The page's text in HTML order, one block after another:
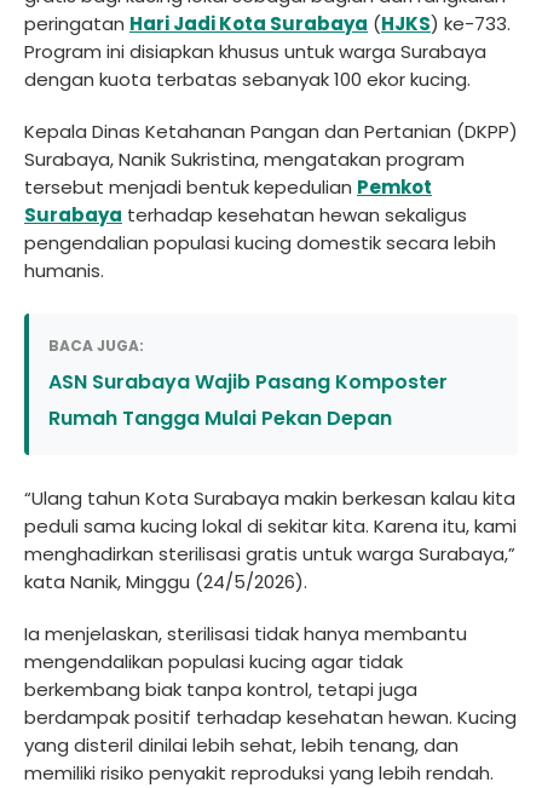
peringatan Hari Jadi Kota Surabaya (HJKS) ke-733.
Program ini disiapkan khusus untuk warga Surabaya
dengan kuota terbatas sebanyak 100 ekor kucing.
Kepala Dinas Ketahanan Pangan dan Pertanian (DKPP)
Surabaya, Nanik Sukristina, mengatakan program
tersebut menjadi bentuk kepedulian Pemkot
Surabaya terhadap kesehatan hewan sekaligus
pengendalian populasi kucing domestik secara lebih
humanis.
BACA JUGA:
ASN Surabaya Wajib Pasang Komposter
Rumah Tangga Mulai Pekan Depan
“Ulang tahun Kota Surabaya makin berkesan kalau kita
peduli sama kucing lokal di sekitar kita. Karena itu, kami
menghadirkan sterilisasi gratis untuk warga Surabaya,”
kata Nanik, Minggu (24/5/2026).
Ia menjelaskan, sterilisasi tidak hanya membantu
mengendalikan populasi kucing agar tidak
berkembang biak tanpa kontrol, tetapi juga
berdampak positif terhadap kesehatan hewan. Kucing
yang disteril dinilai lebih sehat, lebih tenang, dan
memiliki risiko penyakit reproduksi yang lebih rendah.